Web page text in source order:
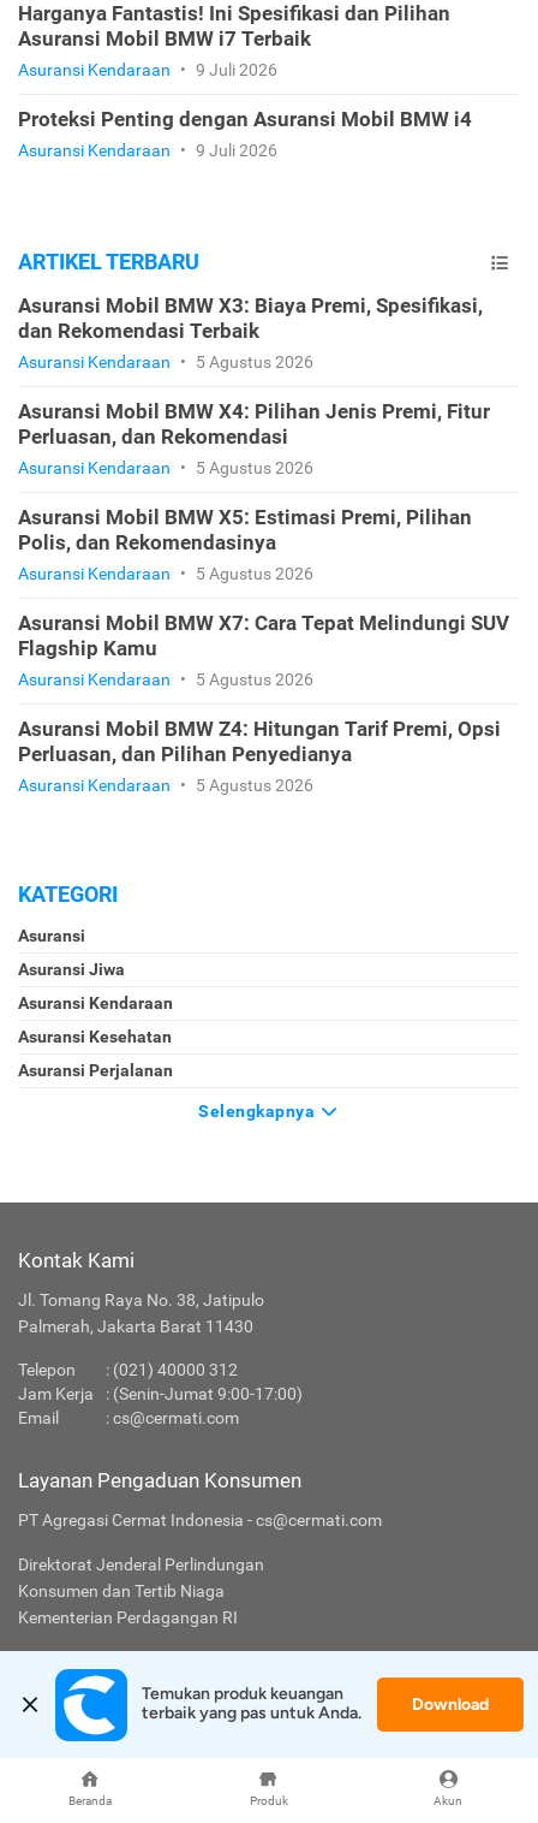
Beranda Produk Akun
Harganya Fantastis! Ini Spesifikasi dan Pilihan
Asuransi Mobil BMW i7 Terbaik
Asuransi Kendaraan • 9 Juli 2026
Proteksi Penting dengan Asuransi Mobil BMW i4
Asuransi Kendaraan • 9 Juli 2026
ARTIKEL TERBARU
Asuransi Mobil BMW X3: Biaya Premi, Spesifikasi,
dan Rekomendasi Terbaik
Asuransi Kendaraan • 5 Agustus 2026
Asuransi Mobil BMW X4: Pilihan Jenis Premi, Fitur
Perluasan, dan Rekomendasi
Asuransi Kendaraan • 5 Agustus 2026
Asuransi Mobil BMW X5: Estimasi Premi, Pilihan
Polis, dan Rekomendasinya
Asuransi Kendaraan • 5 Agustus 2026
Asuransi Mobil BMW X7: Cara Tepat Melindungi SUV
Flagship Kamu
Asuransi Kendaraan • 5 Agustus 2026
Asuransi Mobil BMW Z4: Hitungan Tarif Premi, Opsi
Perluasan, dan Pilihan Penyedianya
Asuransi Kendaraan • 5 Agustus 2026
KATEGORI
Asuransi
Asuransi Jiwa
Asuransi Kendaraan
Asuransi Kesehatan
Asuransi Perjalanan
Selengkapnya
Kontak Kami
Jl. Tomang Raya No. 38, Jatipulo
Palmerah, Jakarta Barat 11430
Telepon : (021) 40000 312
Jam Kerja
: (Senin-Jumat 9:00-17:00)
Email
:cs@cermati.com
Layanan Pengaduan Konsumen
PT Agregasi Cermat Indonesia - cs@cermati.com
Direktorat Jenderal Perlindungan
Konsumen dan Tertib Niaga
Kementerian Perdagangan RI
(Directorate General of Consumer Protection and Trade
Compliance)
Cermati Lainnya
Temukan produk keuangan
terbaik yang pas untuk Anda.
Download